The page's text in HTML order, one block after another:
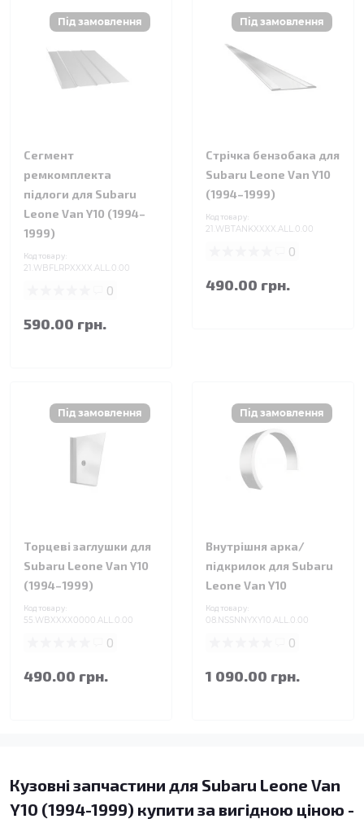
Сегмент
ремкомплекта
підлоги для Subaru
Leone Van Y10 (1994–
1999)
Код товару:
21.WBFLRPXXXX.ALL.0.00
0
590.00 грн.
Стрічка бензобака для
Subaru Leone Van Y10
(1994–1999)
Код товару:
21.WBTANKXXXX.ALL.0.00
0
490.00 грн.
Торцеві заглушки для
Subaru Leone Van Y10
(1994–1999)
Код товару:
55.WBXXXX0000.ALL.0.00
0
490.00 грн.
Внутрішня арка/
підкрилок для Subaru
Leone Van Y10
Код товару:
08.NSSNNYXY10.ALL.0.00
0
1 090.00 грн.
Кузовні запчастини для Subaru Leone Van
Y10 (1994-1999) купити за вигідною ціною -